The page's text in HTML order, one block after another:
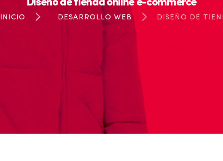
Diseño de tienda online e-commerce
INICIO DESARROLLO WEB DISEÑO DE